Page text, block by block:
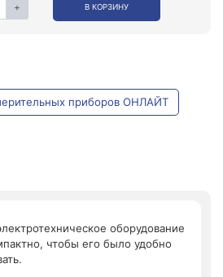
+ В КОРЗИНУ
приборов ОНЛАЙТ
оборудование
чтобы его было удобно